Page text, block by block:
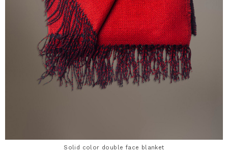
Solid color double face blanket